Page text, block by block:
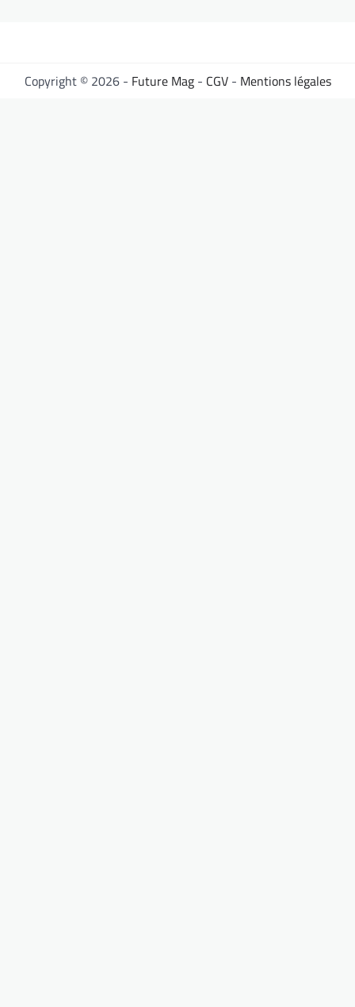
Copyright © 2026 - Future Mag- CGV- Mentions légales